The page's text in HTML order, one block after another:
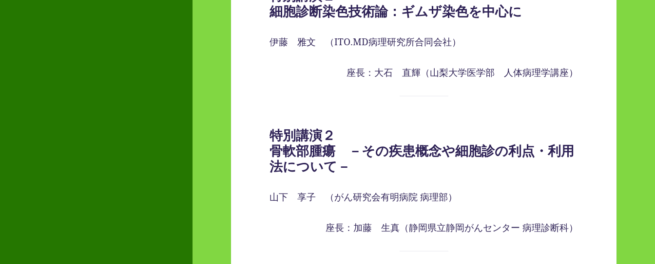
細胞診断染色技術論：ギムザ染色を中心に
伊藤 雅文 （ITO.MD病理研究所合同会社）
座長：大石 直輝（山梨大学医学部 人体病理学講座）
特別講演２
骨軟部腫瘍 －その疾患概念や細胞診の利点・利用
法について－
山下 享子 （がん研究会有明病院 病理部）
座長：加藤 生真（静岡県立静岡がんセンター 病理診断科）